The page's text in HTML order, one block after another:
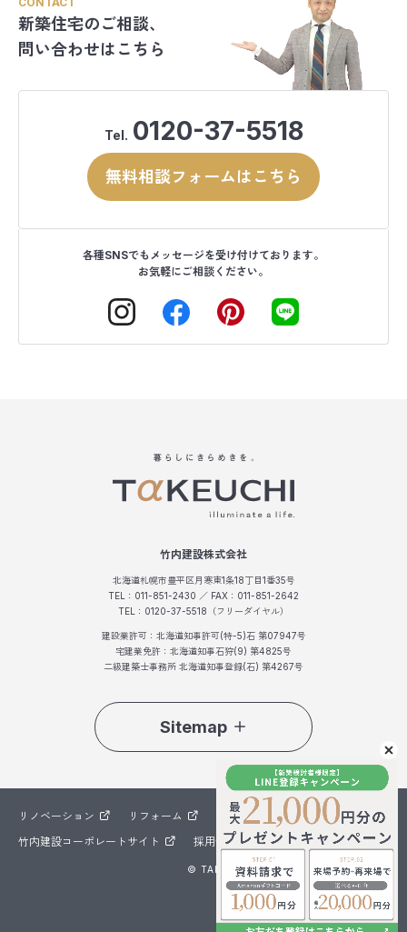
新築住宅のご相談、
問い合わせはこちら
Tel. 0120-37-5518
無料相談フォームはこちら
各種SNSでもメッセージを受け付けております。
お気軽にご相談ください。
竹内建設株式会社
北海道札幌市豊平区月寒東1条18丁目1番35号
TEL：011-851-2430 ／ FAX：011-851-2642
TEL：0120-37-5518（フリーダイヤル）
建設業許可：北海道知事許可(特-5)石 第07947号
宅建業免許：北海道知事石狩(9) 第4825号
二級建築士事務所 北海道知事登録(石) 第4267号
Sitemap
リノベーション リフォーム
たけうち不動産
竹内建設コーポレートサイト
採用情報
© TAKEUCHI ALL RIGHTS RESERVED.